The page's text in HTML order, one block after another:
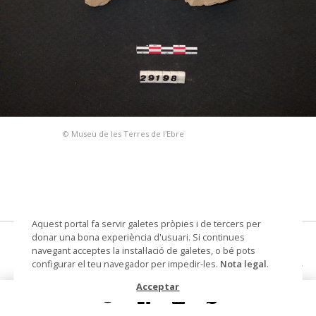
© Museu de les Terres de l'Ebre
L'Assut, 2007
fragments de coberta i/o sostre
Aquest portal fa servir galetes pròpies i de tercers per
donar una bona experiència d'usuari. Si continues
navegant acceptes la instal·lació de galetes, o bé pots
configurar el teu navegador per impedir-les. Nota legal.
Acceptar